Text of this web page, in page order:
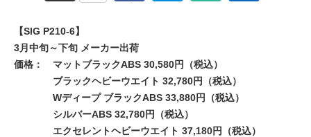
【SIG P210-6】
3月中旬～下旬 メーカー出荷
価格：
マットブラックABS 30,580円（税込）
ブラックヘビーウエイト 32,780円（税込）
Wディープ ブラックABS 33,880円（税込）
シルバーABS 32,780円（税込）
エクセレントヘビーウエイト 37,180円（税込）